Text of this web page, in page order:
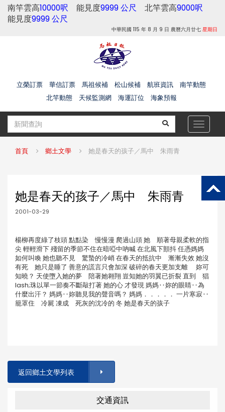
南竿雲高10000呎 能見度9999 公尺 北竿雲高9000呎
能見度9999 公尺
中華民國 115 年 8 月 9 日 農曆六月廿七 星期日
立榮訂票 華信訂票 馬祖候補 松山候補 航班資訊
南竿動態
北竿動態
天候監測網 海運訂位 海象預報
Toggle
首頁 鄉土文學 她是春天的孩子／馬中 朱雨青
她是春天的孩子／馬中 朱雨青
2001-03-29
楊柳再度綠了枝頭 點點染 慢慢漫 爬過山頭 她 順著母親柔軟的指
尖 輕輕滑下 殘留的季節不住在暗啞中吶喊 在北風下顫抖 任憑媽媽
如何叫喚 她也聽不見 驚蟄的冷峭 在春天的抵抗中 漸漸失效 她沒
有死 她只是睡了 善意的謊言只會加深 破碎的春天更加支離 妳可
知曉？ 天使墮入她的夢 陪著她翱翔 豈知她的羽翼已折裂 直到 猖
lash;珠以單一節奏不斷敲打著 她的心 才發現 媽媽‥妳的眼睛‥為
什麼出汗？ 媽媽‥妳聽見我的聲音嗎？ 媽媽．．．．． 一片寒寂‥
籠罩住 冷屍 凍成 死灰的沈冷的 冬 她是春天的孩子
返回鄉土文學列表
交通資訊